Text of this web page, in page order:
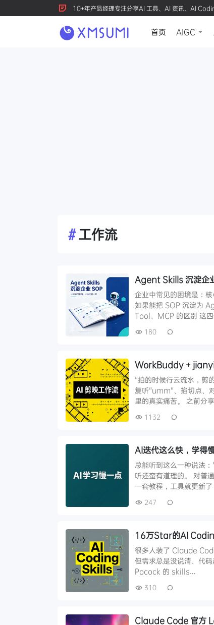
10+年产品经理专注分享AI 工具、AI 资讯、AI
首页 AIGC
#工作流
Agent Skills 沉淀企
企业中常见的困境是：
如果能把 SOP 沉淀为
Tool、MCP 的区别 这
180
WorkBuddy +
"拍的时候行云流水，剪
复听"umm"、掐切点、
里的真实痛苦。 之前分
1132
AI迭代这么快，学得
总能听到这么一种说法
听还蛮有道理的。 对普
一套教程，工具就更新
247
16万Star的AI
很多人装了 Claude
但需求总是没说清、代
Pocock 的 skills…
310
Claude Code 官方